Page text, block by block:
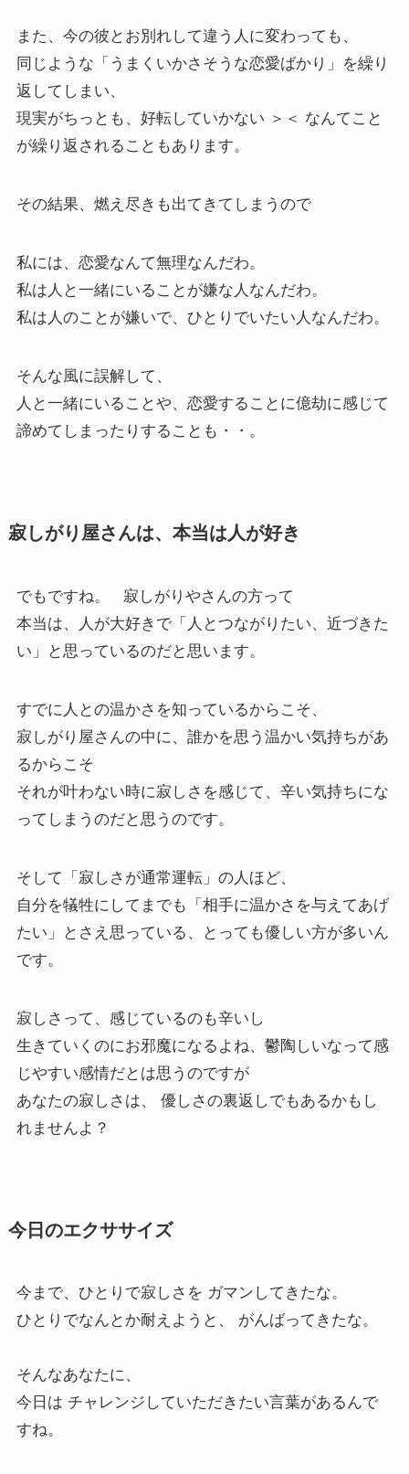
また、今の彼とお別れして違う人に変わっても、
同じような「うまくいかさそうな恋愛ばかり」を繰り
返してしまい、
現実がちっとも、好転していかない ＞＜ なんてこと
が繰り返されることもあります。
その結果、燃え尽きも出てきてしまうので
私には、恋愛なんて無理なんだわ。
私は人と一緒にいることが嫌な人なんだわ。
私は人のことが嫌いで、ひとりでいたい人なんだわ。
そんな風に誤解して、
人と一緒にいることや、恋愛することに億劫に感じて
諦めてしまったりすることも・・。
寂しがり屋さんは、本当は人が好き
でもですね。 寂しがりやさんの方って
本当は、人が大好きで「人とつながりたい、近づきた
い」と思っているのだと思います。
すでに人との温かさを知っているからこそ、
寂しがり屋さんの中に、誰かを思う温かい気持ちがあ
るからこそ
それが叶わない時に寂しさを感じて、辛い気持ちにな
ってしまうのだと思うのです。
そして「寂しさが通常運転」の人ほど、
自分を犠牲にしてまでも「相手に温かさを与えてあげ
たい」とさえ思っている、とっても優しい方が多いん
です。
寂しさって、感じているのも辛いし
生きていくのにお邪魔になるよね、鬱陶しいなって感
じやすい感情だとは思うのですが
あなたの寂しさは、 優しさの裏返しでもあるかもし
れませんよ？
今日のエクササイズ
今まで、ひとりで寂しさを ガマンしてきたな。
ひとりでなんとか耐えようと、 がんばってきたな。
そんなあなたに、
今日は チャレンジしていただきたい言葉があるんで
すね。